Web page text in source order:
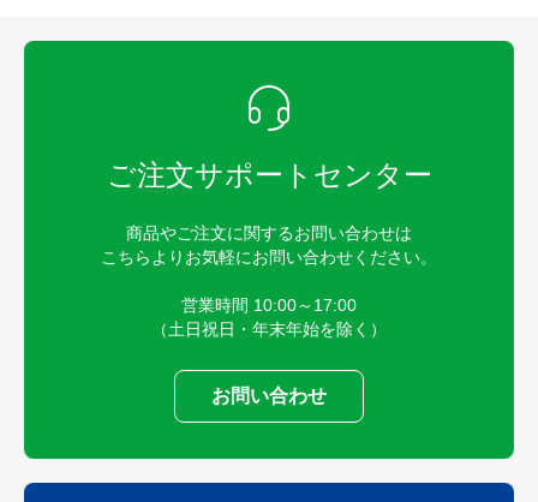
ご注文サポートセンター
商品やご注文に関するお問い合わせは
こちらよりお気軽にお問い合わせください。
営業時間 10:00～17:00
（土日祝日・年末年始を除く）
お問い合わせ